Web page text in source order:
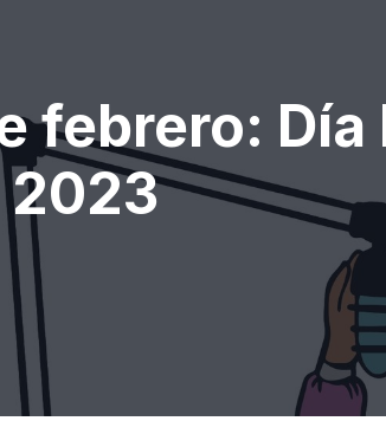
febrero:
2023